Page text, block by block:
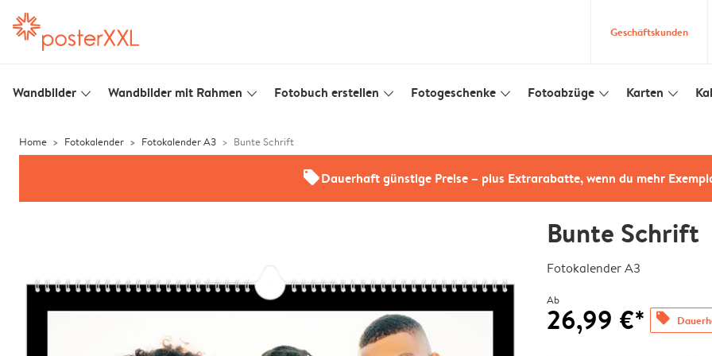
Geschäftskunden
Wandbilder slim_arrow_down Wandbilder mit Rahmen slim_arrow_down Fotobuch erstellen slim_arrow_down Fotogeschenke slim_arrow_down Fotoabzüge slim_arrow_down Karten slim_arrow_down
Home Fotokalender Fotokalender A3 Bunte Schrift
offersDauerhaft günstige Preise – plus Extrarabatte, wenn du mehr
Bunte Schrift
Fotokalender A3
Ab
26,99 €* offers